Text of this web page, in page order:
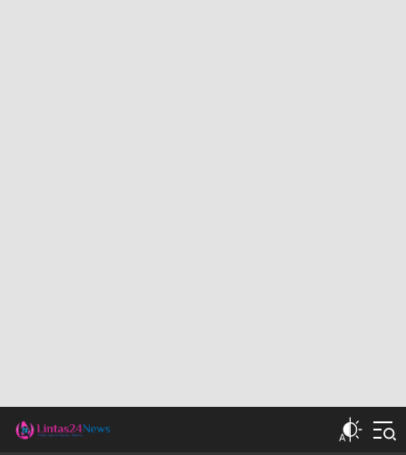
lintas24news.com
Menyingkap Setiap Realita